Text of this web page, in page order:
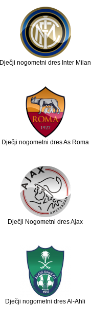
Dječji nogometni dres Inter Milan
Dječji nogometni dres As Roma
Dječji Nogometni dres Ajax
Dječji nogometni dres Al-Ahli